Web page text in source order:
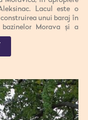
Lacul este o
unui baraj în
Morava și a
de 5 km, cea mai
sa este de peste 50m.
vizitat lac din această
are o serie de plaje de
"Red Beach".